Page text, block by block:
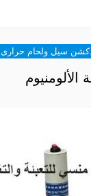
سيل ولحام حرارى
الألومنيوم